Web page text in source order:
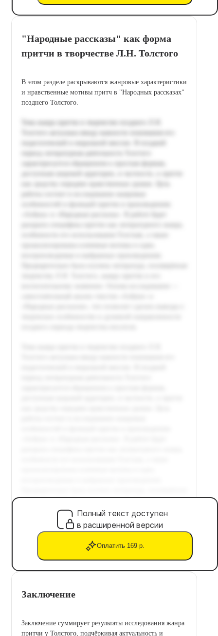
"Народные рассказы" как форма
притчи в творчестве Л.Н. Толстого
В этом разделе раскрываются жанровые характеристики
и нравственные мотивы притч в "Народных рассказах"
позднего Толстого.
Полный текст доступен
в расширенной версии
Оплатить 169 р.
Заключение
Заключение суммирует результаты исследования жанра
притчи у Толстого, подчёркивая актуальность и